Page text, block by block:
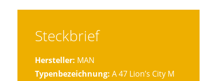
Steckbrief
Hersteller: MAN
Typenbezeichnung: A 47 Lion’s City M